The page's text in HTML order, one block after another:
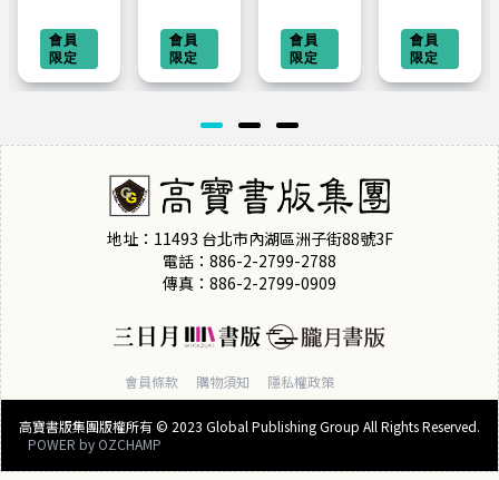
後，生
活剛剛
好3：
會員
限定
微笑是
一種態
活是一
種選擇
會員
限定
事，關
你屁事
屁事
典藏改
版】
會員
限定
新喜歡
上自
個無法
會員
限定
地址：11493 台北市內湖區洲子街88號3F
電話：886-2-2799-2788
傳真：886-2-2799-0909
會員條款 購物須知 隱私權政策
高寶書版集團版權所有 © 2023 Global Publishing Group All Rights Reserved.
POWER by OZCHAMP